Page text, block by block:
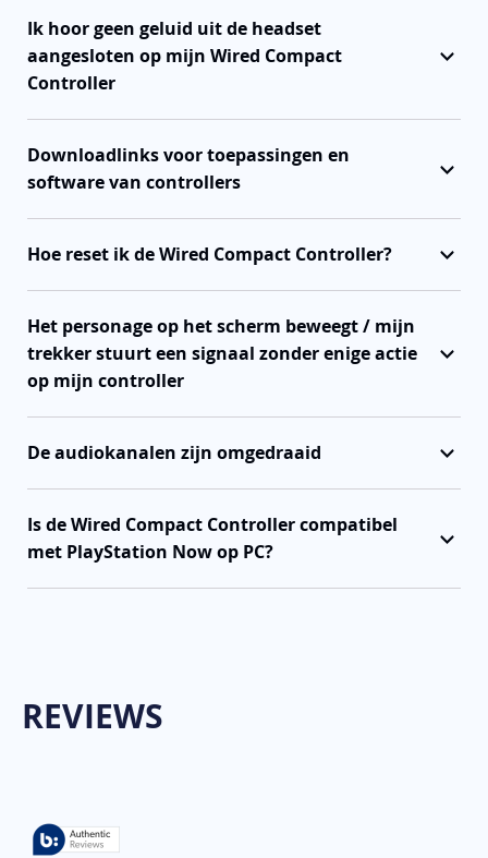
Ik hoor geen geluid uit de headset
aangesloten op mijn Wired Compact
Controller
Downloadlinks voor toepassingen en
software van controllers
Hoe reset ik de Wired Compact Controller?
Het personage op het scherm beweegt / mijn
trekker stuurt een signaal zonder enige actie
op mijn controller
De audiokanalen zijn omgedraaid
Is de Wired Compact Controller compatibel
met PlayStation Now op PC?